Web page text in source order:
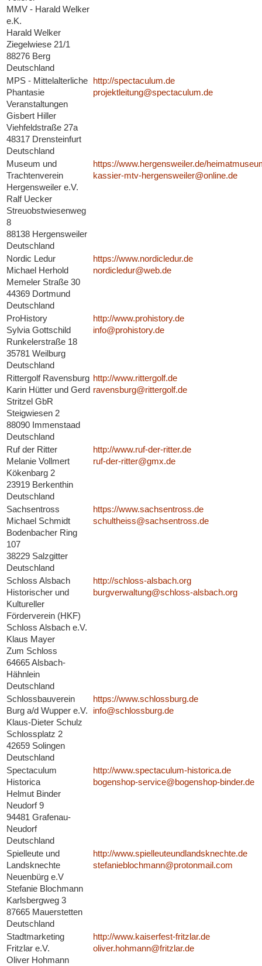
MMV - Harald Welker
e.K.
Harald Welker
Ziegelwiese 21/1
88276 Berg
Deutschland
MPS - Mittelalterliche
Phantasie
Veranstaltungen
Gisbert Hiller
Viehfeldstraße 27a
48317 Drensteinfurt
Deutschland
http://spectaculum.de
projektleitung@spectaculum.de
Museum und
Trachtenverein
Hergensweiler e.V.
Ralf Uecker
Streuobstwiesenweg
8
88138 Hergensweiler
Deutschland
https://www.hergensweiler.de/
kassier-mtv-hergensweiler@online.de
Nordic Ledur
Michael Herhold
Memeler Straße 30
44369 Dortmund
Deutschland
https://www.nordicledur.de
nordicledur@web.de
ProHistory
Sylvia Gottschild
Runkelerstraße 18
35781 Weilburg
Deutschland
http://www.prohistory.de
info@prohistory.de
Rittergolf Ravensburg
Karin Hütter und Gerd
Stritzel GbR
Steigwiesen 2
88090 Immenstaad
Deutschland
http://www.rittergolf.de
ravensburg@rittergolf.de
Ruf der Ritter
Melanie Vollmert
Kökenbarg 2
23919 Berkenthin
Deutschland
http://www.ruf-der-ritter.de
ruf-der-ritter@gmx.de
Sachsentross
Michael Schmidt
Bodenbacher Ring
107
38229 Salzgitter
Deutschland
https://www.sachsentross.de
schultheiss@sachsentross.de
Schloss Alsbach
Historischer und
Kultureller
Förderverein (HKF)
Schloss Alsbach e.V.
Klaus Mayer
Zum Schloss
64665 Alsbach-
Hähnlein
Deutschland
http://schloss-alsbach.org
burgverwaltung@schloss-alsbach.org
Schlossbauverein
Burg a/d Wupper e.V.
Klaus-Dieter Schulz
Schlossplatz 2
42659 Solingen
Deutschland
https://www.schlossburg.de
info@schlossburg.de
Spectaculum
Historica
Helmut Binder
Neudorf 9
94481 Grafenau-
Neudorf
Deutschland
http://www.spectaculum-historica.de
bogenshop-service@bogenshop-binder.de
Spielleute und
Landsknechte
Neuenbürg e.V
Stefanie Blochmann
Karlsbergweg 3
87665 Mauerstetten
Deutschland
http://www.spielleuteundlandsknechte.de
stefanieblochmann@protonmail.com
Stadtmarketing
Fritzlar e.V.
Oliver Hohmann
http://www.kaiserfest-fritzlar.de
oliver.hohmann@fritzlar.de